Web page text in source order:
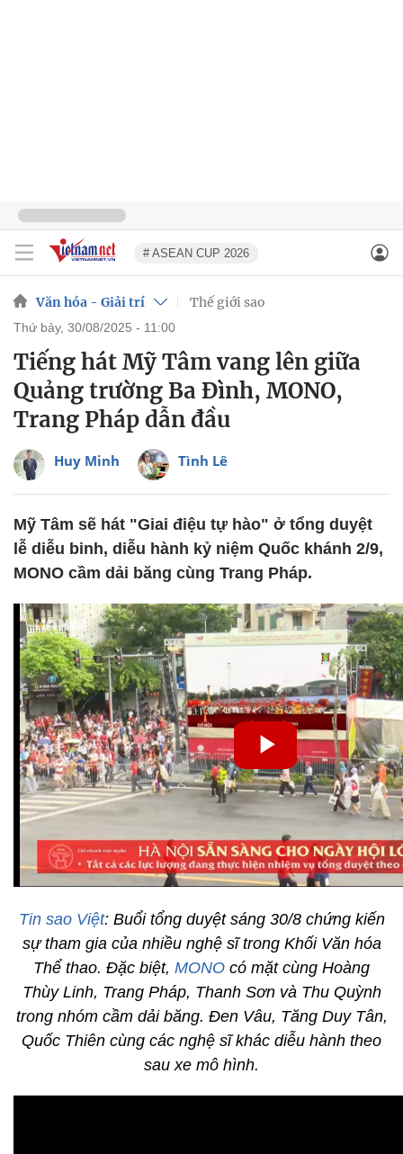
# ASEAN CUP 2026
Văn hóa - Giải trí Thế giới sao
thứ bảy, 30/08/2025 - 11:00
Tiếng hát Mỹ Tâm vang lên giữa
Quảng trường Ba Đình, MONO,
Trang Pháp dẫn đầu
Huy Minh Tình Lê
Mỹ Tâm sẽ hát "Giai điệu tự hào" ở tổng duyệt
lễ diễu binh, diễu hành kỷ niệm Quốc khánh 2/9,
MONO cầm dải băng cùng Trang Pháp.
Tin sao Việt: Buổi tổng duyệt sáng 30/8 chứng kiến
sự tham gia của nhiều nghệ sĩ trong Khối Văn hóa
Thể thao. Đặc biệt, MONO có mặt cùng Hoàng
Thùy Linh, Trang Pháp, Thanh Sơn và Thu Quỳnh
trong nhóm cầm dải băng. Đen Vâu, Tăng Duy Tân,
Quốc Thiên cùng các nghệ sĩ khác diễu hành theo
sau xe mô hình.